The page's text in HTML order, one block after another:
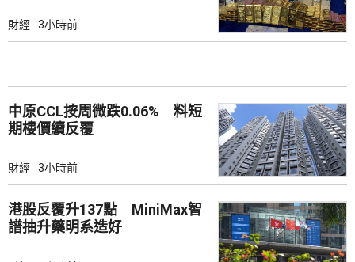
財經 3小時前
中原CCL按周微跌0.06% 料短
期樓價續反覆
財經 3小時前
港股反覆升137點 MiniMax智
譜抽升藥明系造好